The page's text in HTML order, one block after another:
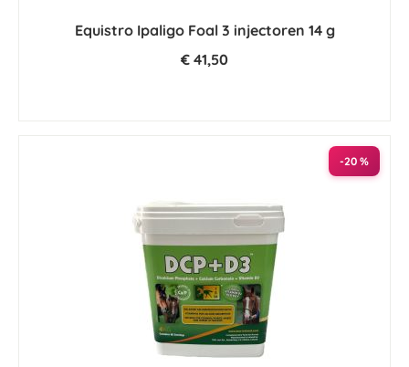
Equistro Ipaligo Foal 3 injectoren 14 g
€ 41,50
-20 %